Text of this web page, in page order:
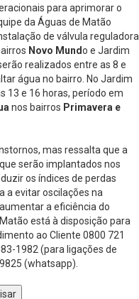
para aprimorar o
da Águas de Matão
de válvula reguladora
Novo Mundo e Jardim
realizados entre as 8 e
água no bairro. No Jardim
13 e 16 horas, período em
nos bairros Primavera e
mas ressalta que a
serão implantados nos
os índices de perdas
a evitar oscilações na
a eficiência do
está à disposição para
ao Cliente 0800 721
1982 (para ligações de
(whatsapp).